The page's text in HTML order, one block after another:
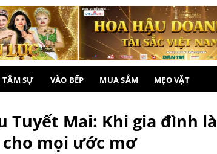
TÂM SỰ VÀO BẾP MUA SẮM MẸO VẶT
Tuyết Mai: Khi gia đình là
mọi ước mơ